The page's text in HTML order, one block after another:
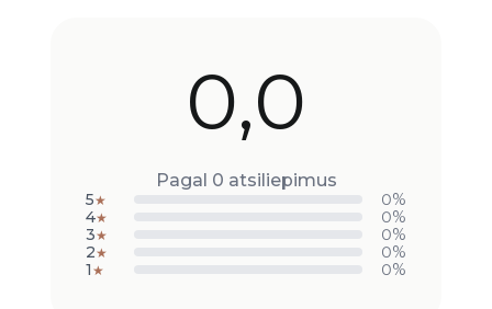
0,0
Pagal 0 atsiliepimus
5★
0%
4★
0%
3★
0%
2★
0%
1 ★ 0%